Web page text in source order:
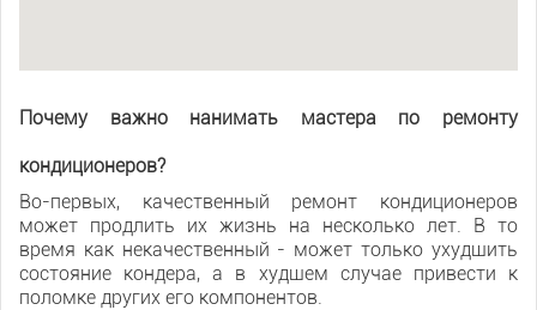
Почему важно нанимать мастера по ремонту
кондиционеров?
Во-первых, качественный ремонт кондиционеров
может продлить их жизнь на несколько лет. В то
время как некачественный - может только ухудшить
состояние кондера, а в худшем случае привести к
поломке других его компонентов.